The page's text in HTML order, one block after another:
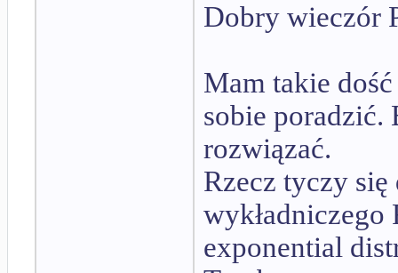
Dobry wieczór
Mam takie
sobie poradzić.
rozwiązać.
Rzecz tyczy
exponential